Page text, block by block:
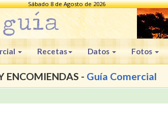
Sábado 8 de Agosto de 2026
Recetas Datos Fotos
ENCOMIENDAS - Guía Comercial